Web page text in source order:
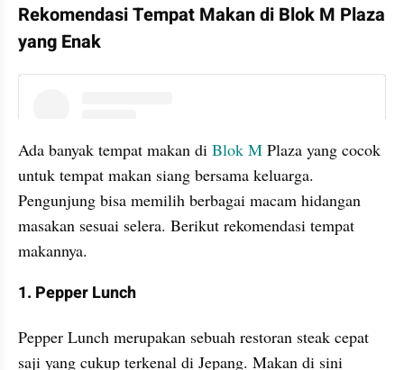
Rekomendasi Tempat Makan di Blok M Plaza
yang Enak
Ada banyak tempat makan di Blok M Plaza yang cocok
untuk tempat makan siang bersama keluarga.
Pengunjung bisa memilih berbagai macam hidangan
masakan sesuai selera. Berikut rekomendasi tempat
makannya.
1. Pepper Lunch
Pepper Lunch merupakan sebuah restoran steak cepat
saji yang cukup terkenal di Jepang. Makan di sini